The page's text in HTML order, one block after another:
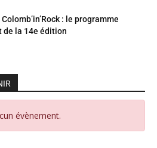
: le programme
de la 14e édition
évènement.